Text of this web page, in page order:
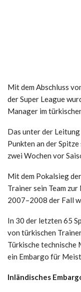
Mit dem Abschluss
der Super League
Manager im
Das unter der
Punkten an der
zwei Wochen vor
Mit dem Pokalsieg
Trainer sein Team
2007–2008 der Fall
In 30 der letzten 65
von türkischen
Türkische technische
ein Embargo für
Inländisches